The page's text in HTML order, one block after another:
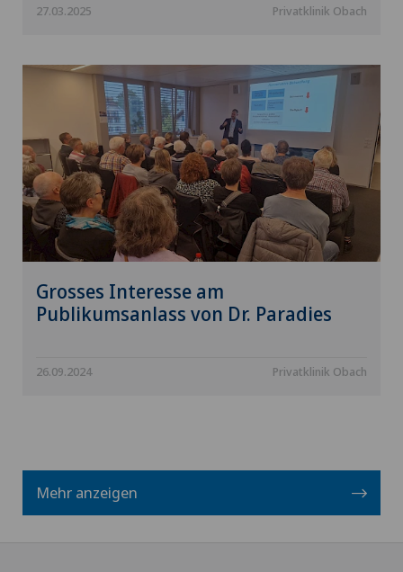
27.03.2025 Privatklinik Obach
Grosses Interesse am
Publikumsanlass von Dr. Paradies
26.09.2024 Privatklinik Obach
Mehr anzeigen